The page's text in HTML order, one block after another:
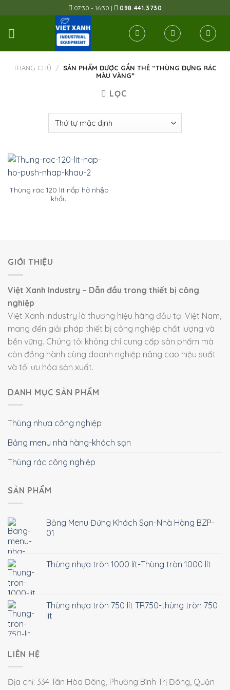
to
content
07:30 - 16:30 | 098.441.3730
TRANG CHỦ / SẢN PHẨM ĐƯỢC GẮN THẺ “THÙNG ĐỰNG RÁC
MÀU VÀNG”
LỌC
Thùng rác 120 lít nắp hở nhập
khẩu
GIỚI THIỆU
Việt Xanh Industry – Dẫn đầu trong thiết bị công
nghiệp
Việt Xanh Industry là thương hiệu hàng đầu tại Việt Nam,
mang đến giải pháp thiết bị công nghiệp chất lượng và
bền vững. Chúng tôi không chỉ cung cấp sản phẩm mà
còn đồng hành cùng doanh nghiệp nâng cao hiệu suất
và tối ưu hóa sản xuất.
DANH MỤC SẢN PHẨM
Thùng nhựa công nghiệp
Bảng menu nhà hàng-khách sạn
Thùng rác công nghiệp
SẢN PHẨM
Bảng Menu Đứng Khách Sạn-Nhà Hàng BZP-
01
Thùng nhựa tròn 1000 lít-Thùng tròn 1000 lít
Thùng nhựa tròn 750 lít TR750-thùng tròn 750
lít
LIÊN HỆ
Địa chỉ: 334 Tân Hòa Đông, Phường Bình Trị Đông, Quận